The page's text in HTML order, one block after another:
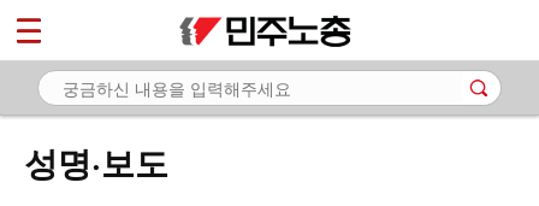
성명·보도
마이페이지
소개
- 공지사항